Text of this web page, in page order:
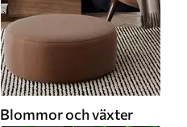
Blommor och växter